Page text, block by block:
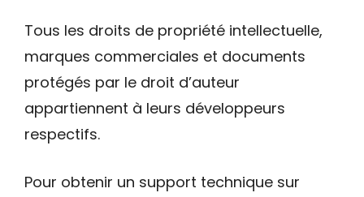
Tous les droits de propriété intellectuelle,
marques commerciales et documents
protégés par le droit d’auteur
appartiennent à leurs développeurs
respectifs.
Pour obtenir un support technique sur